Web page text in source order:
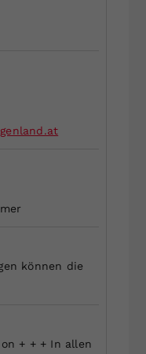
können die
+ + + In allen
Ihre Consent-
anderem eine
Ihrer
falls der
dies eingestellt